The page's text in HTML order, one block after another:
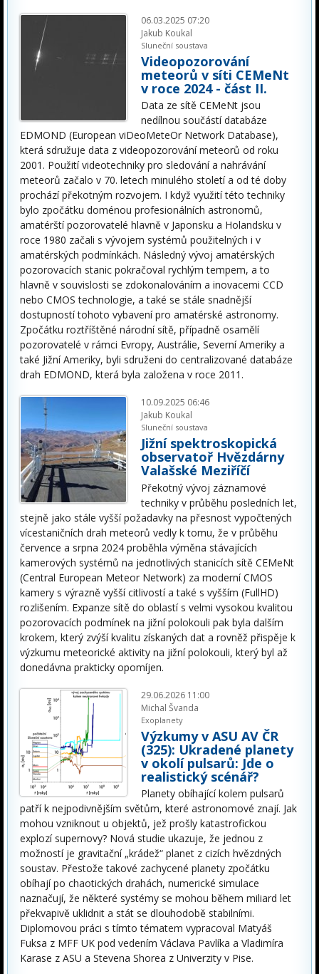
06.03.2025 07:20
Jakub Koukal
Sluneční soustava
Videopozorování
meteorů v síti CEMeNt
v roce 2024 - část II.
Data ze sítě CEMeNt jsou
nedílnou součástí databáze
EDMOND (European viDeoMeteOr Network Database),
která sdružuje data z videopozorování meteorů od roku
2001. Použití videotechniky pro sledování a nahrávání
meteorů začalo v 70. letech minulého století a od té doby
prochází překotným rozvojem. I když využití této techniky
bylo zpočátku doménou profesionálních astronomů,
amatérští pozorovatelé hlavně v Japonsku a Holandsku v
roce 1980 začali s vývojem systémů použitelných i v
amatérských podmínkách. Následný vývoj amatérských
pozorovacích stanic pokračoval rychlým tempem, a to
hlavně v souvislosti se zdokonalováním a inovacemi CCD
nebo CMOS technologie, a také se stále snadnější
dostupností tohoto vybavení pro amatérské astronomy.
Zpočátku roztříštěné národní sítě, případně osamělí
pozorovatelé v rámci Evropy, Austrálie, Severní Ameriky a
také Jižní Ameriky, byli sdruženi do centralizované databáze
drah EDMOND, která byla založena v roce 2011.
10.09.2025 06:46
Jakub Koukal
Sluneční soustava
Jižní spektroskopická
observatoř Hvězdárny
Valašské Meziříčí
Překotný vývoj záznamové
techniky v průběhu posledních let,
stejně jako stále vyšší požadavky na přesnost vypočtených
vícestaničních drah meteorů vedly k tomu, že v průběhu
července a srpna 2024 proběhla výměna stávajících
kamerových systémů na jednotlivých stanicích sítě CEMeNt
(Central European Meteor Network) za moderní CMOS
kamery s výrazně vyšší citlivostí a také s vyšším (FullHD)
rozlišením. Expanze sítě do oblastí s velmi vysokou kvalitou
pozorovacích podmínek na jižní polokouli pak byla dalším
krokem, který zvýší kvalitu získaných dat a rovněž přispěje k
výzkumu meteorické aktivity na jižní polokouli, který byl až
donedávna prakticky opomíjen.
29.06.2026 11:00
Michal Švanda
Exoplanety
Výzkumy v ASU AV ČR
(325): Ukradené planety
v okolí pulsarů: Jde o
realistický scénář?
Planety obíhající kolem pulsarů
patří k nejpodivnějším světům, které astronomové znají. Jak
mohou vzniknout u objektů, jež prošly katastrofickou
explozí supernovy? Nová studie ukazuje, že jednou z
možností je gravitační „krádež“ planet z cizích hvězdných
soustav. Přestože takové zachycené planety zpočátku
obíhají po chaotických drahách, numerické simulace
naznačují, že některé systémy se mohou během miliard let
překvapivě uklidnit a stát se dlouhodobě stabilními.
Diplomovou práci s tímto tématem vypracoval Matyáš
Fuksa z MFF UK pod vedením Václava Pavlíka a Vladimíra
Karase z ASU a Stevena Shorea z Univerzity v Pise.